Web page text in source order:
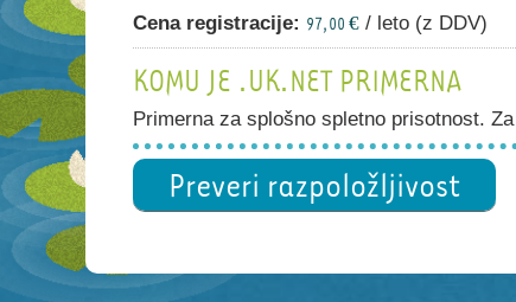
Cena registracije: 97,00 € / leto (z DDV)
KOMU JE .UK.NET PRIMERNA
Primerna za splošno spletno prisotnost.
Preveri razpoložljivost